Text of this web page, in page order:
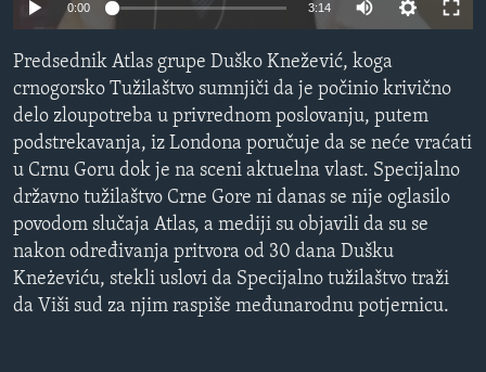
SPORT
INTERVJU
0:00 3:14
Predsednik Atlas grupe Duško Knežević, koga
crnogorsko Tužilaštvo sumnjiči da je počinio krivično
delo zloupotreba u privrednom poslovanju, putem
podstrekavanja, iz Londona poručuje da se neće vraćati
u Crnu Goru dok je na sceni aktuelna vlast. Specijalno
državno tužilaštvo Crne Gore ni danas se nije oglasilo
povodom slučaja Atlas, a mediji su objavili da su se
nakon određivanja pritvora od 30 dana Dušku
Kneżeviću, stekli uslovi da Specijalno tužilaštvo traži
da Viši sud za njim raspiše međunarodnu potjernicu.